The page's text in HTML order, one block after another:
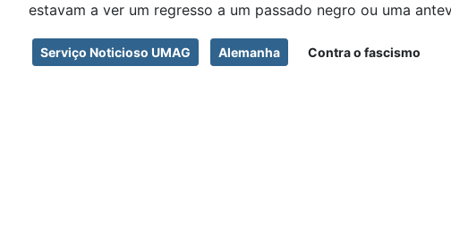
estavam a ver um regresso a um passado negro ou uma
Serviço Noticioso UMAG Alemanha Contra o fascismo